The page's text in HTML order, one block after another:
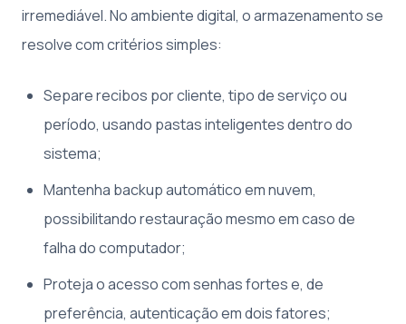
irremediável. No ambiente digital, o armazenamento se
resolve com critérios simples:
Separe recibos por cliente, tipo de serviço ou
período, usando pastas inteligentes dentro do
sistema;
Mantenha backup automático em nuvem,
possibilitando restauração mesmo em caso de
falha do computador;
Proteja o acesso com senhas fortes e, de
preferência, autenticação em dois fatores;